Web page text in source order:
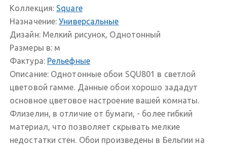
Коллекция: Square
Назначение: Универсальные
Дизайн:Мелкий рисунок, Однотонный
Размеры в: м
Фактура: Рельефные
Описание:Однотонные обои SQU801 в светлой
цветовой гамме. Данные обои хорошо зададут
основное цветовое настроение вашей комнаты.
Флизелин, в отличие от бумаги, - более гибкий
материал, что позволяет скрывать мелкие
недостатки стен. Обои произведены в Бельгии на